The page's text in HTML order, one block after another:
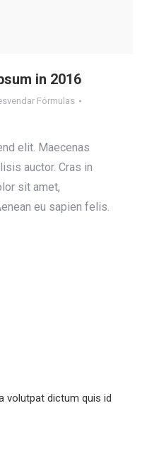
in 2016
Fórmulas
elit. Maecenas
auctor. Cras in
sit amet,
eu sapien felis.
volutpat dictum quis id